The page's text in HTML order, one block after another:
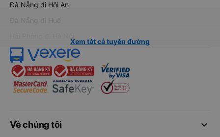
Đà Nẵng đi Hội An
Đà Nẵng đi Huế
Xem tất cả tuyến đường
keyboard_arrow_down
Về chúng tôi